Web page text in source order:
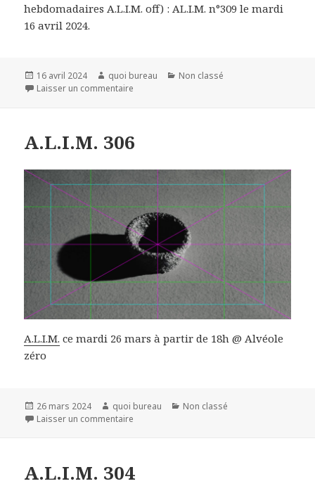
hebdomadaires A.L.I.M. off) : AL.I.M. n°309 le mardi
16 avril 2024.
Publié
le
16 avril 2024 Auteur
quoi bureau Catégories
Non classé
Laisser un commentaire
A.L.I.M. 306
A.L.I.M. ce mardi 26 mars à partir de 18h @ Alvéole
zéro
Publié
le
26 mars 2024 Auteur
quoi bureau Catégories
Non classé
Laisser un commentaire
A.L.I.M. 304